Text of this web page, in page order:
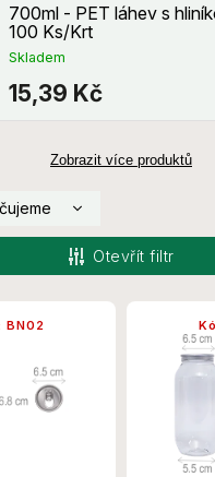
700ml - PET láhev s
100 Ks/Krt
Skladem
15,39 Kč
Zobrazit více produktů
Otevřít filtr
BN02